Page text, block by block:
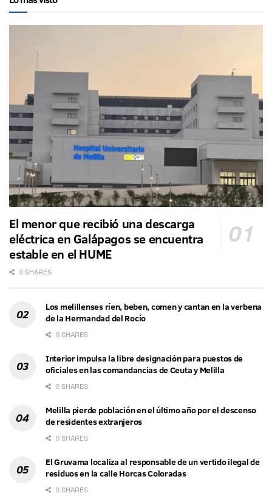
El menor que recibió una descarga
eléctrica en Galápagos se encuentra
estable en el HUME
0 SHARES
Los melillenses ríen, beben, comen y cantan en la verbena
de la Hermandad del Rocío
0 SHARES
Interior impulsa la libre designación para puestos de
oficiales en las comandancias de Ceuta y Melilla
0 SHARES
Melilla pierde población en el último año por el descenso
de residentes extranjeros
0 SHARES
El Gruvama localiza al responsable de un vertido ilegal de
residuos en la calle Horcas Coloradas
0 SHARES